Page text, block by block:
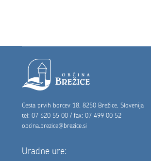
Noga strani
Cesta prvih borcev 18, 8250 Brežice, Slovenija
tel: 07 620 55 00 / fax: 07 499 00 52
obcina.brezice@brezice.si
Uradne ure: